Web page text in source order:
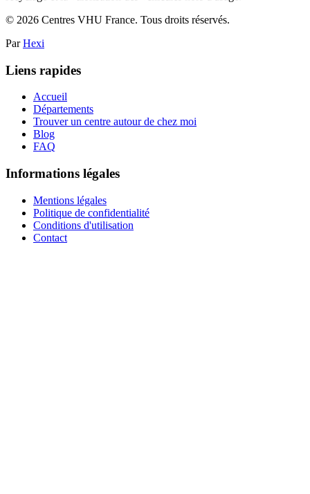
© 2026 Centres VHU France. Tous droits réservés.
Par Hexi
Liens rapides
Accueil
Départements
Trouver un centre autour de chez moi
Blog
FAQ
Informations légales
Mentions légales
Politique de confidentialité
Conditions d'utilisation
Contact